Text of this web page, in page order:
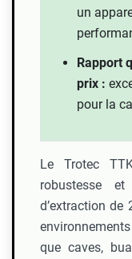
un
Rapport
prix :
pour la
Le Trotec
robustesse
d’extraction de
que caves,